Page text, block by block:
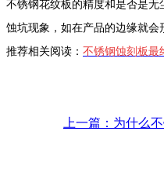
不锈钢花纹板的精度和是否是
蚀坑现象，如在产品的边缘就
推荐相关阅读： 不锈钢蚀刻板最
上一篇：为什么